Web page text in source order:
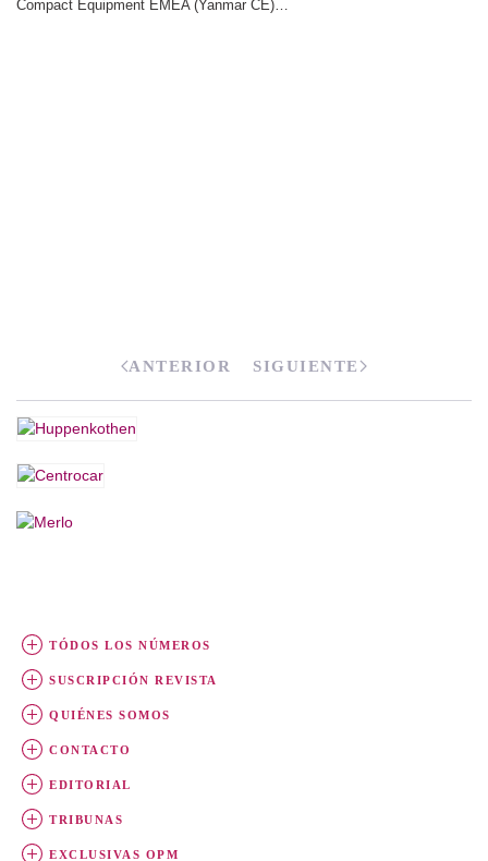
Compact Equipment EMEA (Yanmar CE)…
ANTERIOR SIGUIENTE
TÓDOS LOS NÚMEROS
SUSCRIPCIÓN REVISTA
QUIÉNES SOMOS
CONTACTO
EDITORIAL
TRIBUNAS
EXCLUSIVAS OPM